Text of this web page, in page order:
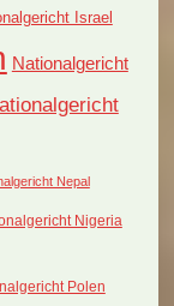
Israel
Nationalgericht
Nepal
Nigeria
Polen